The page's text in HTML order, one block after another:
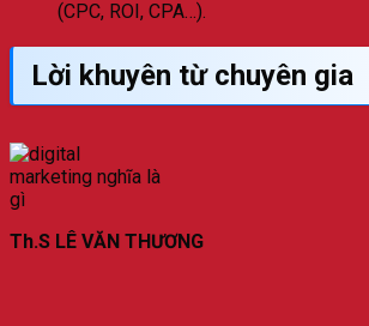
(CPC, ROI, CPA…).
Lời khuyên từ chuyên gia
Th.S LÊ VĂN THƯƠNG